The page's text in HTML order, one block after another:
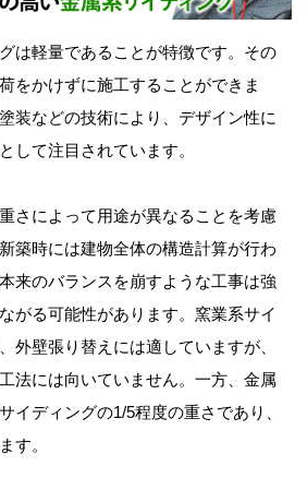
は軽量であることが特徴です。その
をかけずに施工することができま
装などの技術により、デザイン性に
して注目されています。
さによって用途が異なることを考慮
築時には建物全体の構造計算が行わ
来のバランスを崩すような工事は強
がる可能性があります。窯業系サイ
外壁張り替えには適していますが、
法には向いていません。一方、金属
イディングの1/5程度の重さであり、
す。